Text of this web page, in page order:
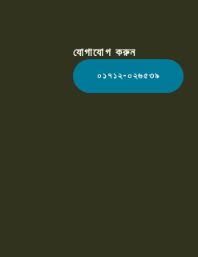
যোগাযোগ করুন
০১৭১২-০২৬৫৩৯